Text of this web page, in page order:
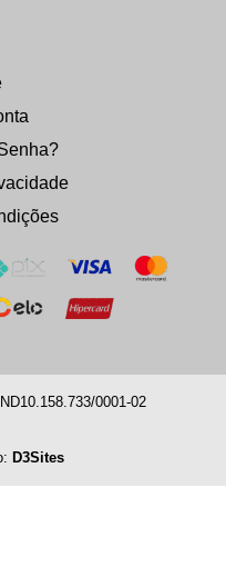
10.158.733/0001-02
D3Sites